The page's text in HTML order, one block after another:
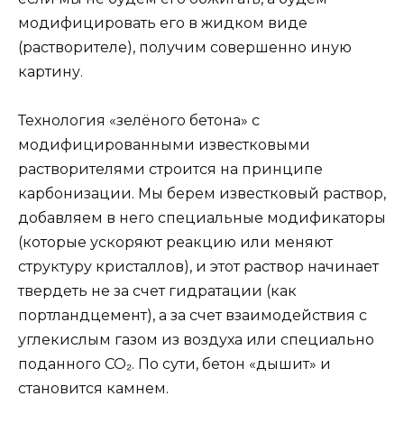
модифицировать его в жидком виде
(растворителе), получим совершенно иную
картину.
Технология «зелёного бетона» с
модифицированными известковыми
растворителями строится на принципе
карбонизации. Мы берем известковый раствор,
добавляем в него специальные модификаторы
(которые ускоряют реакцию или меняют
структуру кристаллов), и этот раствор начинает
твердеть не за счет гидратации (как
портландцемент), а за счет взаимодействия с
углекислым газом из воздуха или специально
поданного CO₂. По сути, бетон «дышит» и
становится камнем.